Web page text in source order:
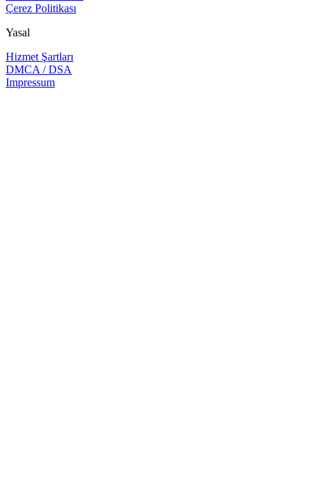
Çerez Politikası
Yasal
Hizmet Şartları
DMCA / DSA
Impressum